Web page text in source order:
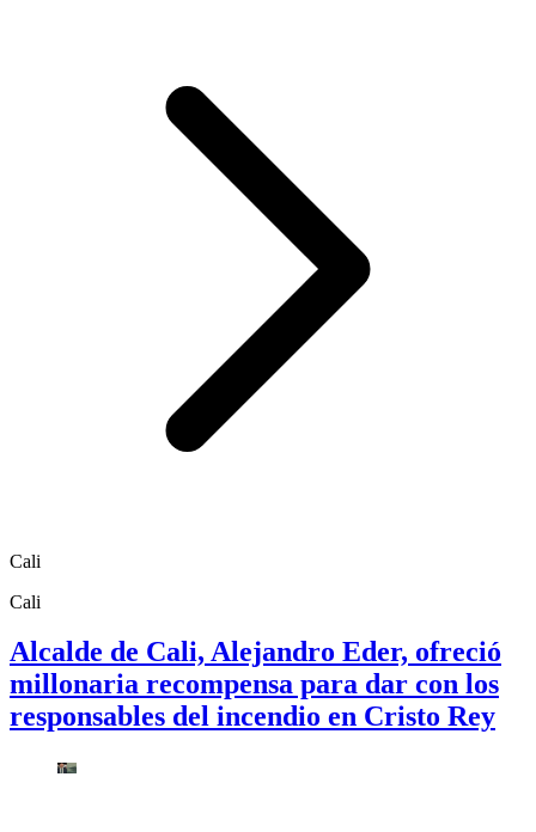
Cali
Cali
Alcalde de Cali, Alejandro Eder, ofreció
millonaria recompensa para dar con los
responsables del incendio en Cristo Rey